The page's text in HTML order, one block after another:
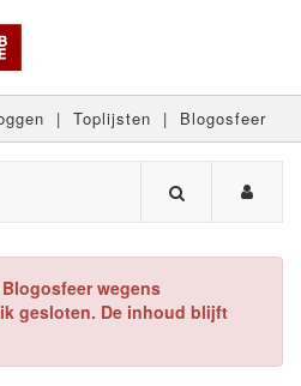
| Toplijsten | Blogosfeer
wegens
gesloten. De inhoud blijft